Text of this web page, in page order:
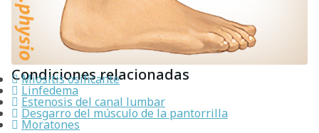
Condiciones relacionadas
Miositis osificante
Linfedema
Estenosis del canal lumbar
Desgarro del músculo de la pantorrilla
Moratones